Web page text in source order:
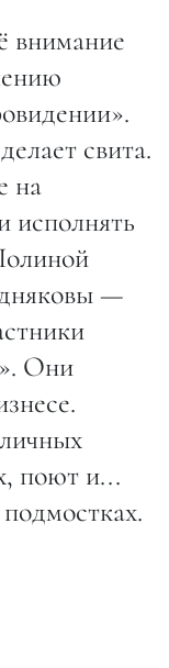
внимание
свита.
на
исполнять
—
Они
поют и...